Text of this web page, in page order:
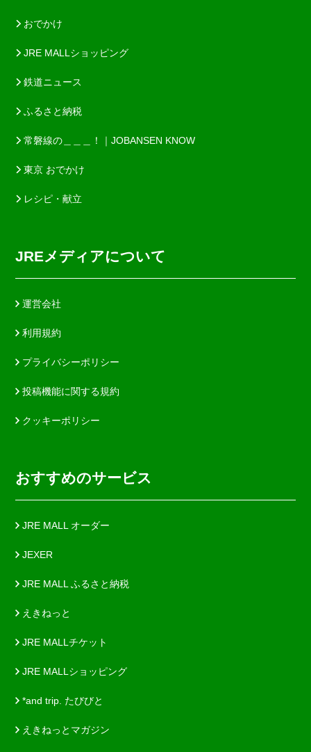
おでかけ
JRE MALLショッピング
鉄道ニュース
ふるさと納税
常磐線の＿＿＿！｜JOBANSEN KNOW
東京 おでかけ
レシピ・献立
JREメディアについて
運営会社
利用規約
プライバシーポリシー
投稿機能に関する規約
クッキーポリシー
おすすめのサービス
JRE MALL オーダー
JEXER
JRE MALL ふるさと納税
えきねっと
JRE MALLチケット
JRE MALLショッピング
*and trip. たびびと
えきねっとマガジン